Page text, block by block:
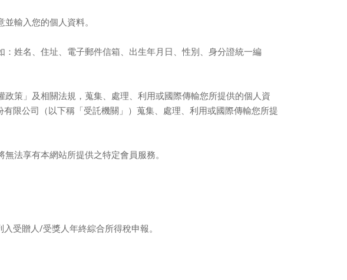
輸入您的個人資料。
姓名、住址、電子郵件信箱、出生年月日、性別、身分證統一編
策」及相關法規，蒐集、處理、利用或國際傳輸您所提供的個人資
限公司（以下稱「受託機關」）蒐集、處理、利用或國際傳輸您所提
法享有本網站所提供之特定會員服務。
入受贈人/受獎人年終綜合所得稅申報。